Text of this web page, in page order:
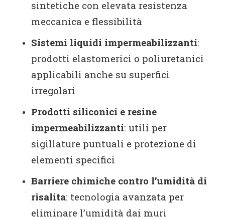
sintetiche con elevata resistenza
meccanica e flessibilità
Sistemi liquidi impermeabilizzanti:
prodotti elastomerici o poliuretanici
applicabili anche su superfici
irregolari
Prodotti siliconici e resine
impermeabilizzanti: utili per
sigillature puntuali e protezione di
elementi specifici
Barriere chimiche contro l’umidità di
risalita: tecnologia avanzata per
eliminare l’umidità dai muri